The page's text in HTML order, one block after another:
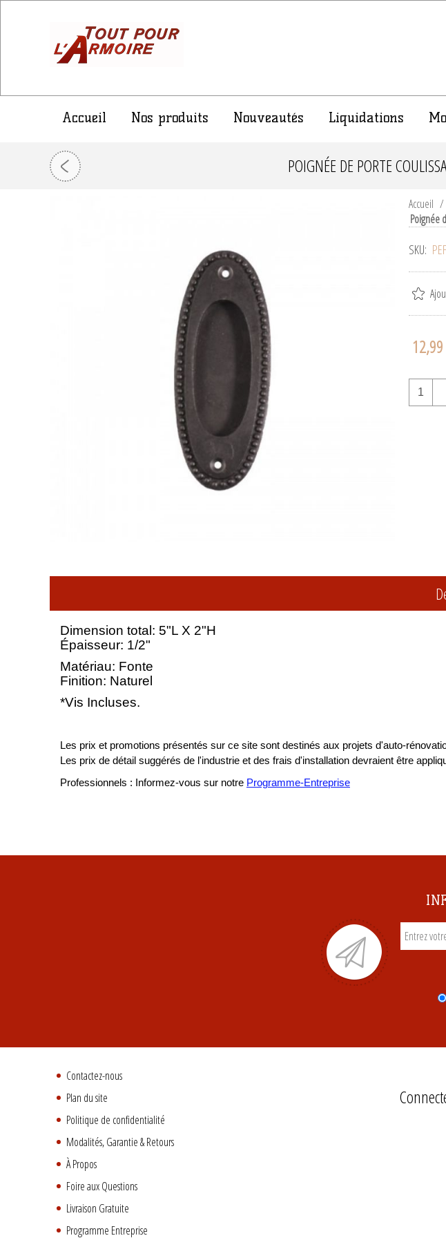
Accueil Nos produits Nouveautés Liquidations
POIGNÉE DE PORTE
Accueil /
Poignée
SKU:
Dimension total: 5"L X 2"H
Épaisseur: 1/2"
Matériau: Fonte
Finition: Naturel
*Vis Incluses.
Les prix et promotions présentés sur ce site sont destinés aux projets d'auto-
Les prix de détail suggérés de l'industrie et des frais d'installation devraient être
Professionnels : Informez-vous sur notre Programme-Entreprise
Contactez-nous
Plan du site
Politique de confidentialité
Modalités, Garantie & Retours
À Propos
Foire aux Questions
Livraison Gratuite
Programme Entreprise